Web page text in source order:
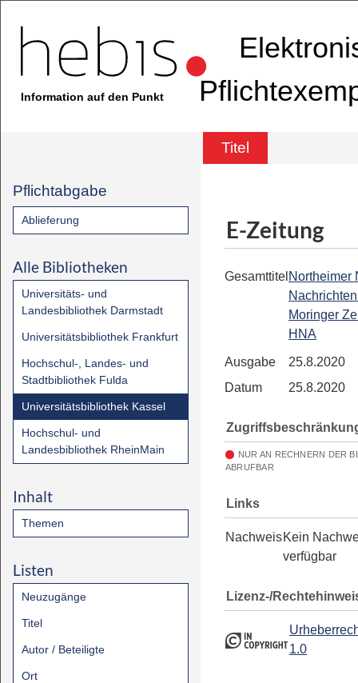
Information auf den Punkt
Titel
Pflichtabgabe
Ablieferung
Alle Bibliotheken
Universitäts- und
Landesbibliothek Darmstadt
Universitätsbibliothek Frankfurt
Hochschul-, Landes- und
Stadtbibliothek Fulda
Universitätsbibliothek Kassel
Hochschul- und
Landesbibliothek RheinMain
Inhalt
Themen
Listen
Neuzugänge
Titel
Autor / Beteiligte
Ort
E-Zeitung
Gesamttitel Northeimer
Moringer
HNA
Ausgabe
25.8.2020
Datum
25.8.2020
NUR AN RECHNERN DER
ABRUFBAR
Links
NachweisKein
verfügbar
Lizenz-/
1.0